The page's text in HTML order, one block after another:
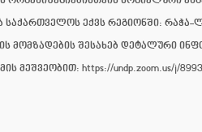
ექვს რეგიონში: რაჭა-
მომზადების შესახებ დეტალური
https://undp.zoom.us/j/